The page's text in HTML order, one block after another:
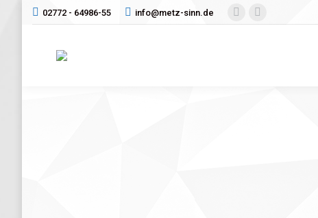
02772 - 64986-55 info@metz-sinn.de